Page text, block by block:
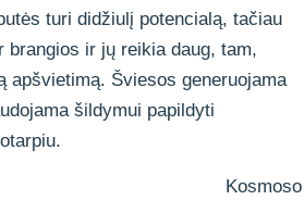
turi didžiulį potencialą, tačiau
brangios ir jų reikia daug, tam,
apšvietimą. Šviesos generuojama
šildymui papildyti